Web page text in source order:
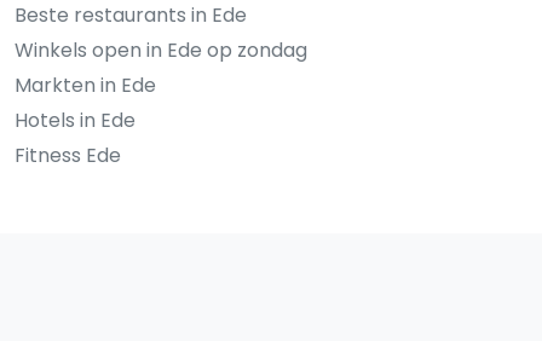
Beste restaurants in Ede
Winkels open in Ede op zondag
Markten in Ede
Hotels in Ede
Fitness Ede